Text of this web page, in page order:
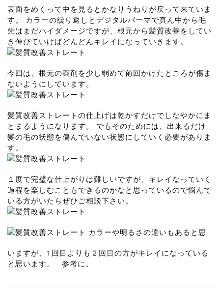
表面をめくって中を見るとかなりうねりが戻って来ていま
す。 カラーの繰り返しとデジタルパーマで真ん中から毛
先はまだハイダメージですが、根元から髪質改善をしてい
き伸びていけばどんどんキレイになっていきます。
今回は、根元の薬剤を少し弱めて前回かけたところが傷ま
ないようにしています。
髪質改善ストレートの仕上げは乾かすだけでしなやかにま
とまるようになります。 でもそのためには、出来るだけ
髪の毛の状態を傷んでいない状態にしていく必要がありま
す。
１度で完璧な仕上がりは難しいですが、キレイなっていく
過程を楽しむこともできるのかなと思っているので悩んで
いる方がいたらぜひご相談下さい。
カラーや明るさの違いもあると思
いますが、1回目よりも２回目の方がキレイになっている
と思います。 参考に。